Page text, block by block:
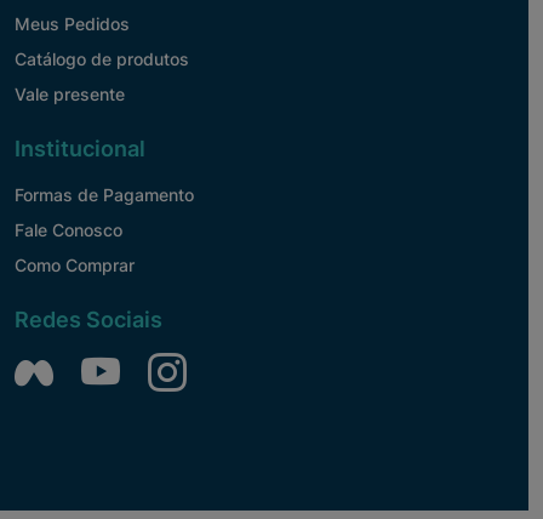
Meus Pedidos
Catálogo de produtos
Vale presente
Institucional
Formas de Pagamento
Fale Conosco
Como Comprar
Redes Sociais